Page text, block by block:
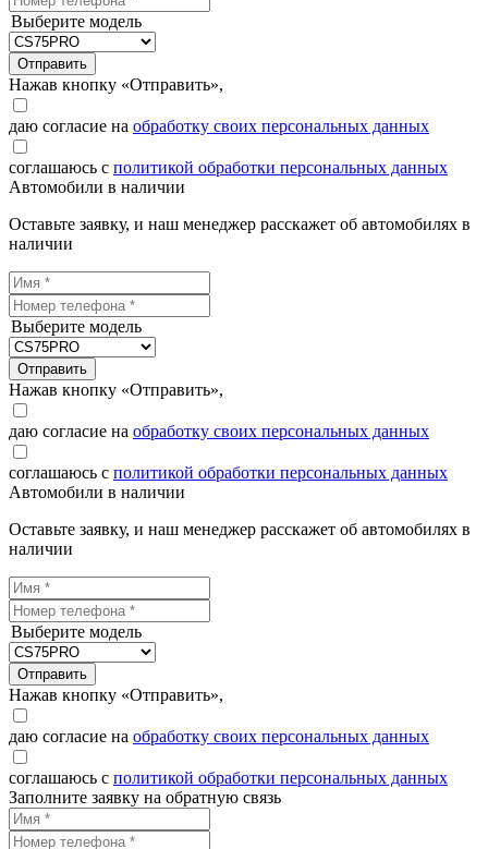
Выберите модель
Отправить
Нажав кнопку «Отправить»,
даю согласие на обработку своих персональных данных
соглашаюсь с политикой обработки персональных данных
Автомобили в наличии
Оставьте заявку, и наш менеджер расскажет об автомобилях в
наличии
Выберите модель
Отправить
Нажав кнопку «Отправить»,
даю согласие на обработку своих персональных данных
соглашаюсь с политикой обработки персональных данных
Автомобили в наличии
Оставьте заявку, и наш менеджер расскажет об автомобилях в
наличии
Выберите модель
Отправить
Нажав кнопку «Отправить»,
даю согласие на обработку своих персональных данных
соглашаюсь с политикой обработки персональных данных
Заполните заявку на обратную связь